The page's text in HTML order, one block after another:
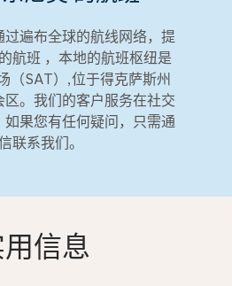
遍布全球的航线网络，提
航班 ，本地的航班枢纽是
（SAT）,位于得克萨斯州
。我们的客户服务在社交
果您有任何疑问，只需通
联系我们。
信息